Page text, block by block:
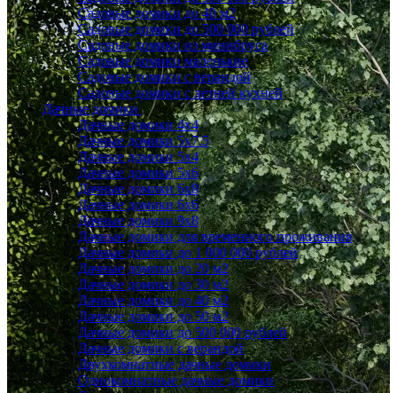
Садовые домики до 40 м2
Садовые домики до 500 000 рублей
Садовые домики из минибруса
Садовые домики маленькие
Садовые домики с верандой
Садовые домики с летней кухней
Дачные домики
Дачные домики 4х4
Дачные домики 5x7.5
Дачные домики 5х4
Дачные домики 5х6
Дачные домики 6x8
Дачные домики 6х6
Дачные домики 9x8
Дачные домики для временного проживания
Дачные домики до 1 000 000 рублей
Дачные домики до 20 м2
Дачные домики до 30 м2
Дачные домики до 40 м2
Дачные домики до 50 м2
Дачные домики до 500 000 рублей
Дачные домики с верандой
Двухкомнатные дачные домики
Однокомнатные дачные домики